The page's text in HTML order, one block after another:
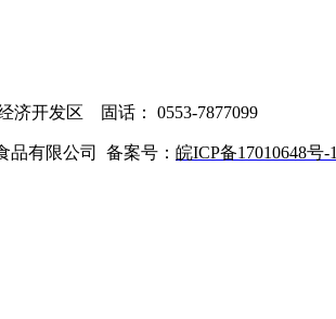
济开发区 固话： 0553-7877099
品有限公司 备案号： 皖ICP备17010648号-1